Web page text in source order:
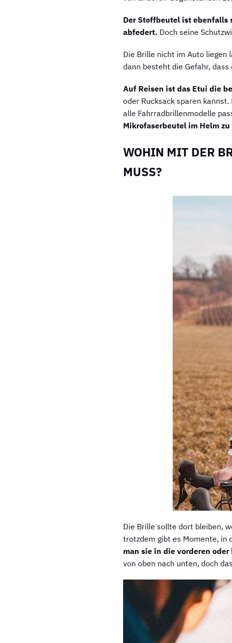
Der Stoffbeutel ist ebenfalls
abfedert. Doch seine
Die Brille nicht im Auto liegen
dann besteht die Gefahr,
Auf Reisen ist das Etui die
oder Rucksack sparen
alle Fahrradbrillenmodelle
Mikrofaserbeutel im Helm
WOHIN MIT DER
MUSS?
Die Brille sollte dort bleiben,
trotzdem gibt es Momente, in
man sie in die vorderen
von oben nach unten, doch